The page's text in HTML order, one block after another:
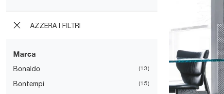
AZZERA I FILTRI
Marca
Bonaldo 13
Bontempi 15